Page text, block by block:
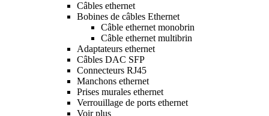
Câbles ethernet
Bobines de câbles Ethernet
Câble ethernet monobrin
Câble ethernet multibrin
Adaptateurs ethernet
Câbles DAC SFP
Connecteurs RJ45
Manchons ethernet
Prises murales ethernet
Verrouillage de ports ethernet
Voir plus